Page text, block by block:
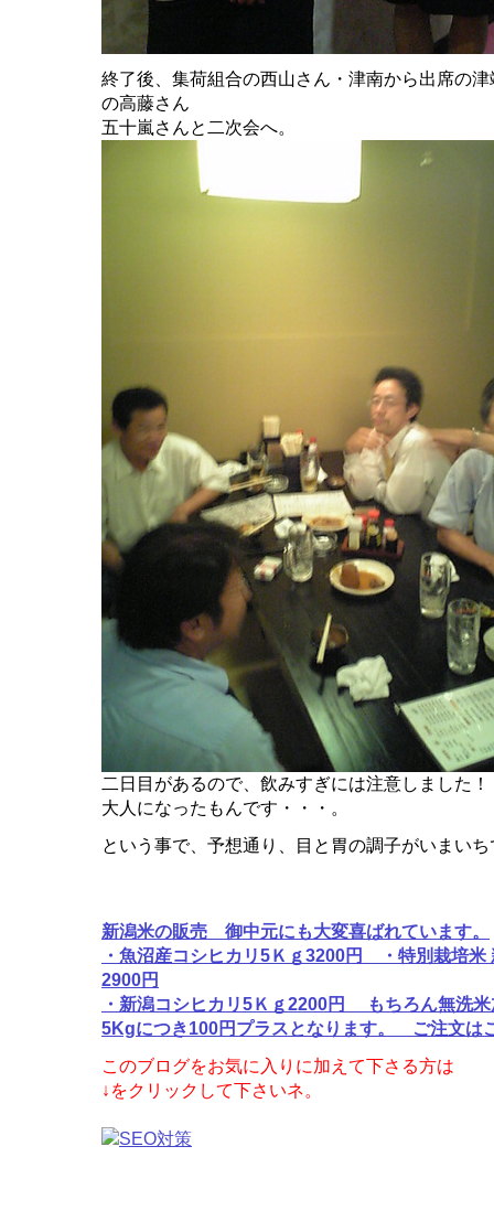
終了後、集荷組合の西山さん・津南から出席の
の高藤さん
五十嵐さんと二次会へ。
二日目があるので、飲みすぎには注意しました！
大人になったもんです・・・。
という事で、予想通り、目と胃の調子がいまい
新潟米の販売 御中元にも大変喜ばれています。
・魚沼産コシヒカリ5Ｋｇ3200円 ・特別栽培米
2900円
・新潟コシヒカリ5Ｋｇ2200円 もちろん無洗
5Kgにつき100円プラスとなります。 ご注文は
このブログをお気に入りに加えて下さる方は
↓をクリックして下さいネ。